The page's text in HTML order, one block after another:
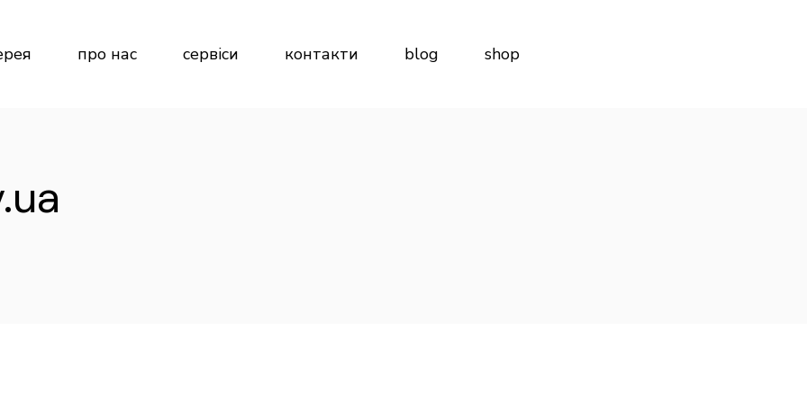
про нас сервіси контакти blog shop